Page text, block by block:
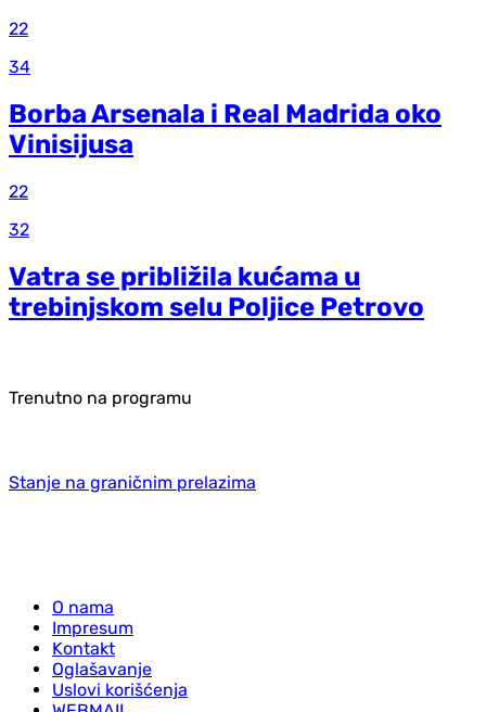
22
34
Borba Arsenala i Real Madrida oko
Vinisijusa
22
32
Vatra se približila kućama u
trebinjskom selu Poljice Petrovo
Trenutno na programu
Stanje na graničnim prelazima
O nama
Impresum
Kontakt
Oglašavanje
Uslovi korišćenja